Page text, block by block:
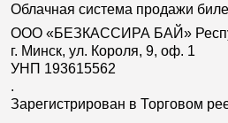
Облачная система продажи
ООО «БЕЗКАССИРА БАЙ»
г. Минск, ул. Короля, 9, оф. 1
УНП 193615562
.
Зарегистрирован в Торговом